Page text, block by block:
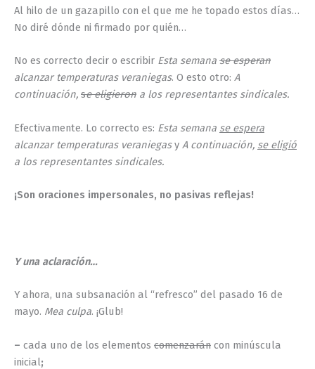
Al hilo de un gazapillo con el que me he topado estos días…
No diré dónde ni firmado por quién…
No es correcto decir o escribir Esta semana se esperan
alcanzar temperaturas veraniegas. O esto otro: A
continuación, se eligieron a los representantes sindicales.
Efectivamente. Lo correcto es: Esta semana se espera
alcanzar temperaturas veraniegasy A continuación, se eligió
a los representantes sindicales.
¡Son oraciones impersonales, no pasivas reflejas!
Y una aclaración…
Y ahora, una subsanación al “refresco” del pasado 16 de
mayo. Mea culpa. ¡Glub!
– cada uno de los elementos comenzarán con minúscula
inicial;